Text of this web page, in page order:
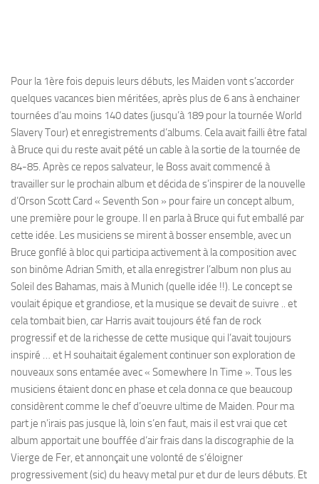
Pour la 1ère fois depuis leurs débuts, les Maiden vont s’accorder
quelques vacances bien méritées, après plus de 6 ans à enchainer
tournées d’au moins 140 dates (jusqu’à 189 pour la tournée World
Slavery Tour) et enregistrements d’albums. Cela avait failli être fatal
à Bruce qui du reste avait pété un cable à la sortie de la tournée de
84-85. Après ce repos salvateur, le Boss avait commencé à
travailler sur le prochain album et décida de s’inspirer de la nouvelle
d’Orson Scott Card « Seventh Son » pour faire un concept album,
une première pour le groupe. Il en parla à Bruce qui fut emballé par
cette idée. Les musiciens se mirent à bosser ensemble, avec un
Bruce gonflé à bloc qui participa activement à la composition avec
son binôme Adrian Smith, et alla enregistrer l’album non plus au
Soleil des Bahamas, mais à Munich (quelle idée !!). Le concept se
voulait épique et grandiose, et la musique se devait de suivre .. et
cela tombait bien, car Harris avait toujours été fan de rock
progressif et de la richesse de cette musique qui l’avait toujours
inspiré … et H souhaitait également continuer son exploration de
nouveaux sons entamée avec « Somewhere In Time ». Tous les
musiciens étaient donc en phase et cela donna ce que beaucoup
considèrent comme le chef d’oeuvre ultime de Maiden. Pour ma
part je n’irais pas jusque là, loin s’en faut, mais il est vrai que cet
album apportait une bouffée d’air frais dans la discographie de la
Vierge de Fer, et annonçait une volonté de s’éloigner
progressivement (sic) du heavy metal pur et dur de leurs débuts. Et